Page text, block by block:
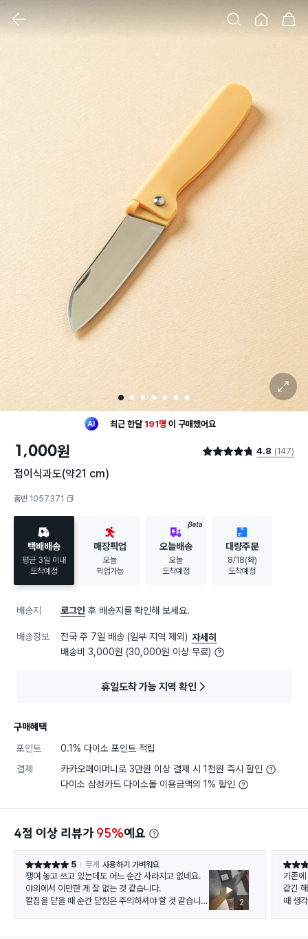
1 2 3 4 5 6 7
확대 보기
최근 한달 191명 이 구매했어요
구매했어요
1,000원 별점 4.8점 4.8 (147)
접이식과도(약21 cm)
품번 1057371
택배배송
평균 3일 이내
도착예정
매장픽업
오늘
픽업가능
BETA
오늘배송
오늘
도착예정
대량주문
8/18(화)
도착예정
배송지 로그인 후 배송지를 확인해 보세요.
배송정보 전국 주 7일 배송 (일부 지역 제외) 자세히
배송비 3,000원 (30,000원 이상 무료)
휴일도착 가능 지역 확인
구매혜택
포인트
0.1% 다이소 포인트 적립
결제
카카오페이머니로 3만원 이상 결제 시 1천원 즉시 할인
다이소 삼성카드 다이소몰 이용금액의 1% 할인
4점 이상 리뷰가 95%예요
별점 5점 5 무게 사용하기 가벼워요
쟁여 놓고 쓰고 있는데도 어느 순간 사라지고 없네요.
야외에서 이만한 게 잘 없는 것 같습니다.
칼집을 닫을 때 순간 닫힘은 주의하셔야 할 것 같습니
2
별점 4
기존에
같긴
때 생